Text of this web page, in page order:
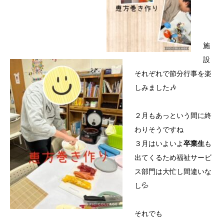
施
設
それぞれで節分行事を楽
しみました🎶
２月もあっという間に終
わりそうですね
３月はいよいよ卒業生も
出てくるため福祉サービ
ス部門は大忙し間違いな
し💦
それでも